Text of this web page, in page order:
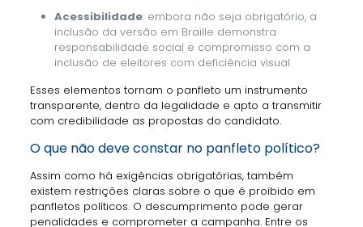
Acessibilidade: embora não seja obrigatório, a
inclusão da versão em Braille demonstra
responsabilidade social e compromisso com a
inclusão de eleitores com deficiência visual.
Esses elementos tornam o panfleto um instrumento
transparente, dentro da legalidade e apto a transmitir
com credibilidade as propostas do candidato.
O que não deve constar no panfleto político?
Assim como há exigências obrigatórias, também
existem restrições claras sobre o que é proibido em
panfletos políticos. O descumprimento pode gerar
penalidades e comprometer a campanha. Entre os